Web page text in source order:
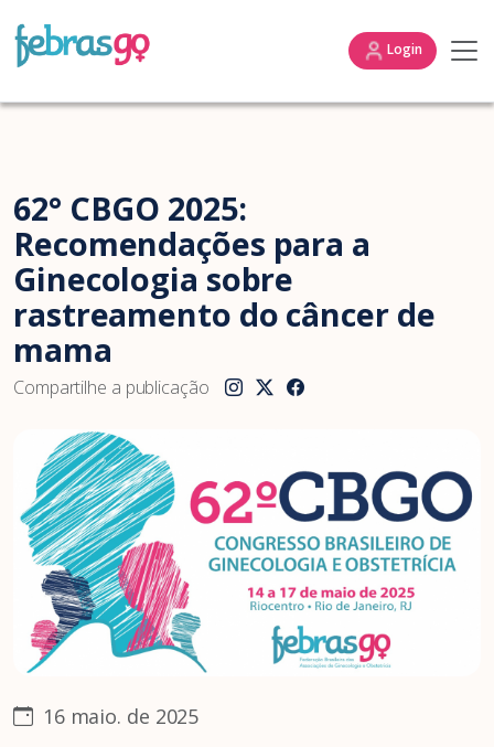
Login
62° CBGO 2025:
Recomendações para a
Ginecologia sobre
rastreamento do câncer de
mama
Compartilhe a publicação
16 maio. de 2025